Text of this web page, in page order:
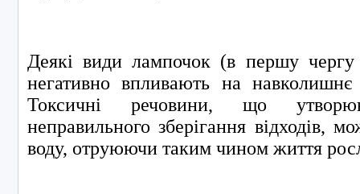
Деякі види лампочок (в першу
негативно впливають на
Токсичні речовини, що
неправильного зберігання відходів,
воду, отруюючи таким чином життя